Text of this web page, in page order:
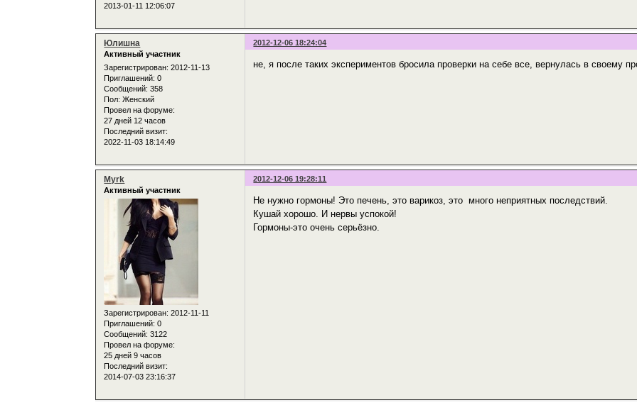
2013-01-11 12:06:07
2012-12-06 18:24:04
Юлишна
Активный участник
Зарегистрирован: 2012-11-13
Приглашений: 0
Сообщений: 358
Пол: Женский
Провел на форуме:
27 дней 12 часов
Последний визит:
2022-11-03 18:14:49
не, я после таких экспериментов бросила проверки на себе все, вернулась в своему
2012-12-06 19:28:11
Myrk
Активный участник
Зарегистрирован: 2012-11-11
Приглашений: 0
Сообщений: 3122
Провел на форуме:
25 дней 9 часов
Последний визит:
2014-07-03 23:16:37
Не нужно гормоны! Это печень, это варикоз, это много неприятных последствий.
Кушай хорошо. И нервы успокой!
Гормоны-это очень серьёзно.